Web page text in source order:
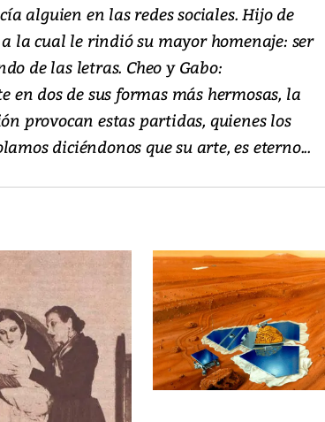
alguien en las redes sociales. Hijo de
la cual le rindió su mayor homenaje: ser
de las letras. Cheo y Gabo:
dos de sus formas más hermosas, la
provocan estas partidas, quienes los
diciéndonos que su arte, es eterno...